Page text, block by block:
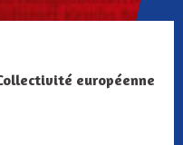
européenne